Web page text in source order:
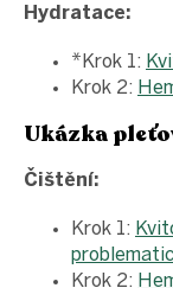
Hydratace:
*Krok 1:
Krok 2:
Ukázka
Čištění:
Krok 1:
Krok 2: